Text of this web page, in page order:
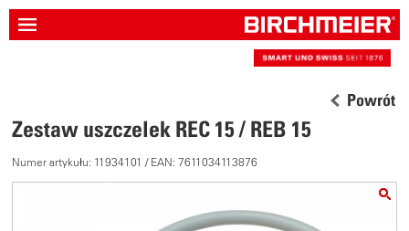
Powrót
Zestaw uszczelek REC 15 / REB 15
Numer artykułu: 11934101 / EAN: 7611034113876